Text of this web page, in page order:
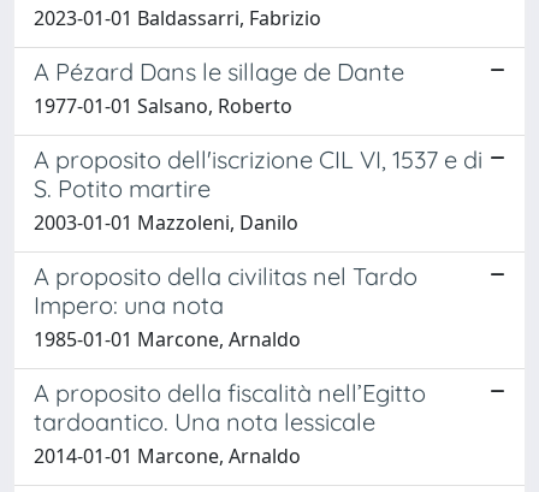
2023-01-01 Baldassarri, Fabrizio
A Pézard Dans le sillage de Dante
1977-01-01 Salsano, Roberto
A proposito dell'iscrizione CIL VI, 1537 e di
S. Potito martire
2003-01-01 Mazzoleni, Danilo
A proposito della civilitas nel Tardo
Impero: una nota
1985-01-01 Marcone, Arnaldo
A proposito della fiscalità nell’Egitto
tardoantico. Una nota lessicale
2014-01-01 Marcone, Arnaldo